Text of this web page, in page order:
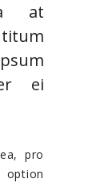
at
ei
pro